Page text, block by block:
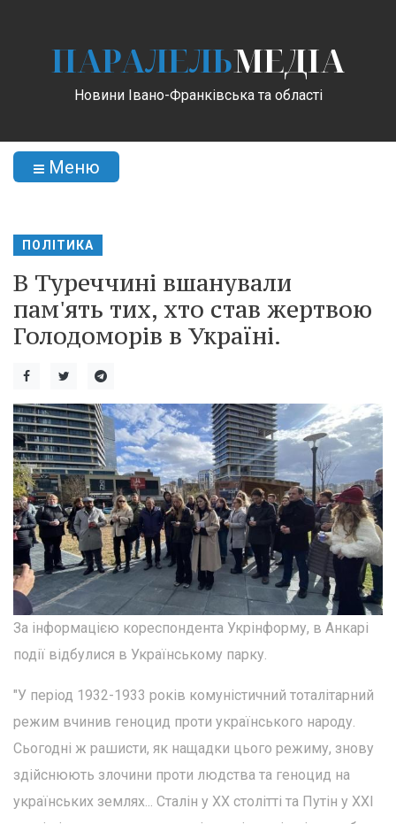
ПАРАЛЕЛЬМЕДІА
Новини Івано-Франківська та області
Меню
ПОЛІТИКА
В Туреччині вшанували
пам'ять тих, хто став жертвою
Голодоморів в Україні.
За інформацією кореспондента Укрінформу, в Анкарі
події відбулися в Українському парку.
"У період 1932-1933 років комуністичний тоталітарний
режим вчинив геноцид проти українського народу.
Сьогодні ж рашисти, як нащадки цього режиму, знову
здійснюють злочини проти людства та геноцид на
українських землях... Сталін у XX столітті та Путін у XXI